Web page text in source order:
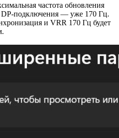
частота обновления
DP-подключения — уже 170 Гц.
и VRR 170 Гц будет